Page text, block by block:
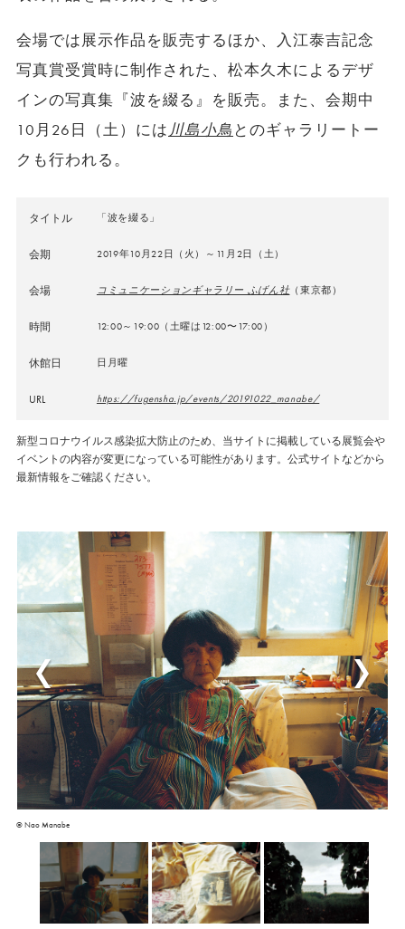
会場では展示作品を販売するほか、入江泰吉記念
写真賞受賞時に制作された、松本久木によるデザ
インの写真集『波を綴る』を販売。また、会期中
10月26日（土）には 川島小鳥 とのギャラリートー
クも行われる。
タイトル 「波を綴る」
会期 2019年10月22日（火）～11月2日（土）
会場 コミュニケーションギャラリー ふげん社（東京都）
時間 12:00～19:00（土曜は12:00〜17:00）
休館日 日月曜
URL https://fugensha.jp/events/20191022_manabe/
新型コロナウイルス感染拡大防止のため、当サイトに掲載している展覧会や
イベントの内容が変更になっている可能性があります。公式サイトなどから
最新情報をご確認ください。
© Nao Manabe